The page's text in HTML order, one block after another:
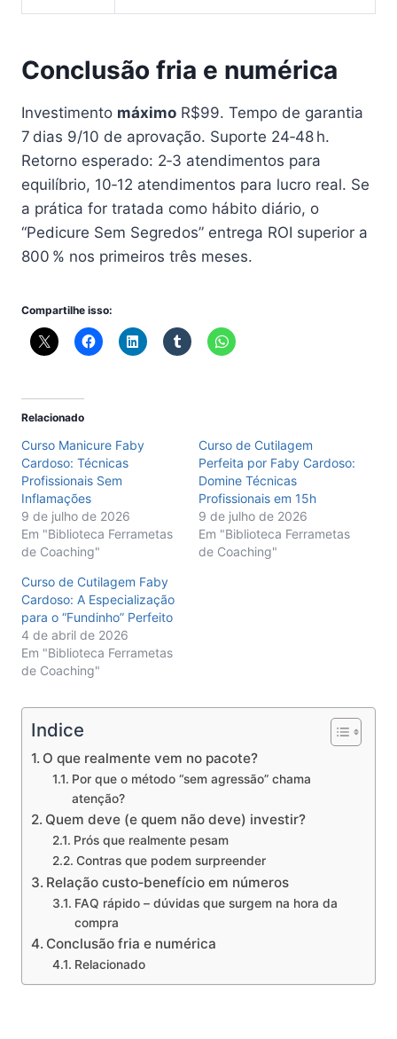
Conclusão fria e numérica
Investimento máximo R$99. Tempo de garantia
7 dias 9/10 de aprovação. Suporte 24‑48 h.
Retorno esperado: 2‑3 atendimentos para
equilíbrio, 10‑12 atendimentos para lucro real. Se
a prática for tratada como hábito diário, o
“Pedicure Sem Segredos” entrega ROI superior a
800 % nos primeiros três meses.
Compartilhe isso:
Relacionado
Curso Manicure Faby
Cardoso: Técnicas
Profissionais Sem
Inflamações
9 de julho de 2026
Em "Biblioteca Ferrametas
de Coaching"
Curso de Cutilagem
Perfeita por Faby Cardoso:
Domine Técnicas
Profissionais em 15h
9 de julho de 2026
Em "Biblioteca Ferrametas
de Coaching"
Curso de Cutilagem Faby
Cardoso: A Especialização
para o “Fundinho” Perfeito
4 de abril de 2026
Em "Biblioteca Ferrametas
de Coaching"
Indice
O que realmente vem no pacote?
Por que o método “sem agressão” chama
atenção?
Quem deve (e quem não deve) investir?
Prós que realmente pesam
Contras que podem surpreender
Relação custo‑benefício em números
FAQ rápido – dúvidas que surgem na hora da
compra
Conclusão fria e numérica
Relacionado